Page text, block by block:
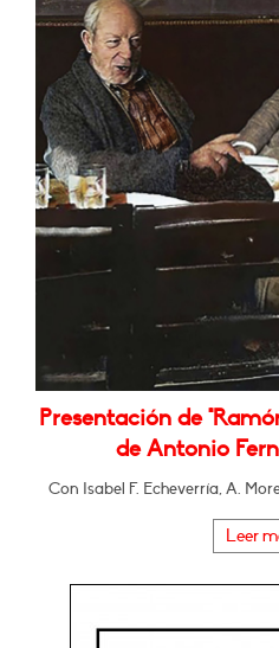
Presentación de
de Antonio
Con Isabel F. Echeverría, A.
Leer